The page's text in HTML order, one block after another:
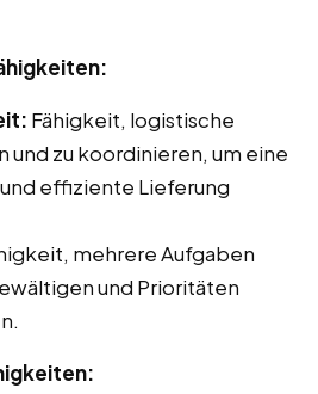
Fähigkeit, logistische
und zu koordinieren, um eine
effiziente Lieferung
mehrere Aufgaben
und Prioritäten